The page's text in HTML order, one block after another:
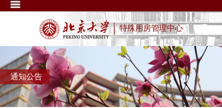
特殊用房管理中心
通知公告